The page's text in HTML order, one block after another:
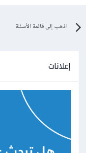
اذهب إلى قائمة الأسئلة
إعلانات